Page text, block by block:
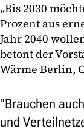
„Bis 2030
Prozent aus
Jahr 2040
betont der
Wärme Berlin,
"Brauchen
und